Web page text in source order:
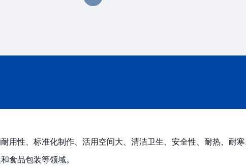
用性、标准化制作、活用空间大、清洁卫生、安全性、耐热、耐
食品包装等领域。